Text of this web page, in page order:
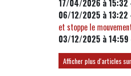
17/04/2026 à 15:32
06/12/2025 à 13:22
et stoppe le
03/12/2025 à 14:59
Afficher plus d'articles